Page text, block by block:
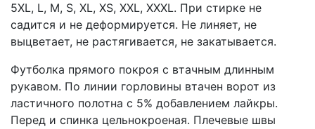
5XL, L, M, S, XL, XS, XXL, XXXL. При стирке не
садится и не деформируется. Не линяет, не
выцветает, не растягивается, не закатывается.
Футболка прямого покроя с втачным длинным
рукавом. По линии горловины втачен ворот из
ластичного полотна с 5% добавлением лайкры.
Перед и спинка цельнокроеная. Плечевые швы